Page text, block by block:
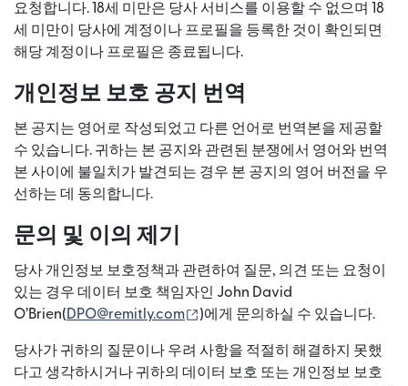
요청합니다. 18세 미만은 당사 서비스를 이용할 수 없으며 18
세 미만이 당사에 계정이나 프로필을 등록한 것이 확인되면
해당 계정이나 프로필은 종료됩니다.
개인정보 보호 공지 번역
본 공지는 영어로 작성되었고 다른 언어로 번역본을 제공할
수 있습니다. 귀하는 본 공지와 관련된 분쟁에서 영어와 번역
본 사이에 불일치가 발견되는 경우 본 공지의 영어 버전을 우
선하는 데 동의합니다.
문의 및 이의 제기
당사 개인정보 보호정책과 관련하여 질문, 의견 또는 요청이
있는 경우 데이터 보호 책임자인 John David
O’Brien( DPO@remitly.com (새 창에서 열림)
)에게 문의하실 수 있습니다.
당사가 귀하의 질문이나 우려 사항을 적절히 해결하지 못했
다고 생각하시거나 귀하의 데이터 보호 또는 개인정보 보호